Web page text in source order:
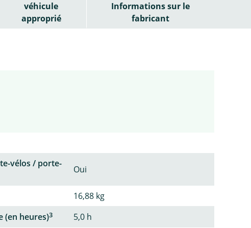
véhicule
approprié
Informations sur le
fabricant
vélos / porte-
Oui
16,88 kg
(en heures)3
5,0 h